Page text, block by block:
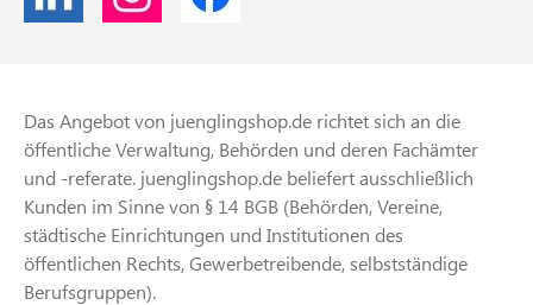
Das Angebot von juenglingshop.de richtet sich an die
öffentliche Verwaltung, Behörden und deren Fachämter
und -referate. juenglingshop.de beliefert ausschließlich
Kunden im Sinne von § 14 BGB (Behörden, Vereine,
städtische Einrichtungen und Institutionen des
öffentlichen Rechts, Gewerbetreibende, selbstständige
Berufsgruppen).